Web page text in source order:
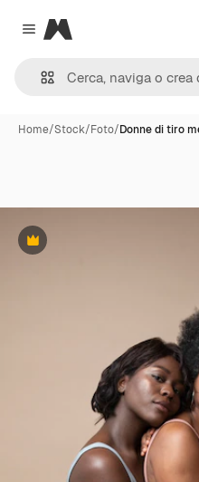
Close menu
Magnific
Home/Stock/Foto/Donne di tiro
Premium